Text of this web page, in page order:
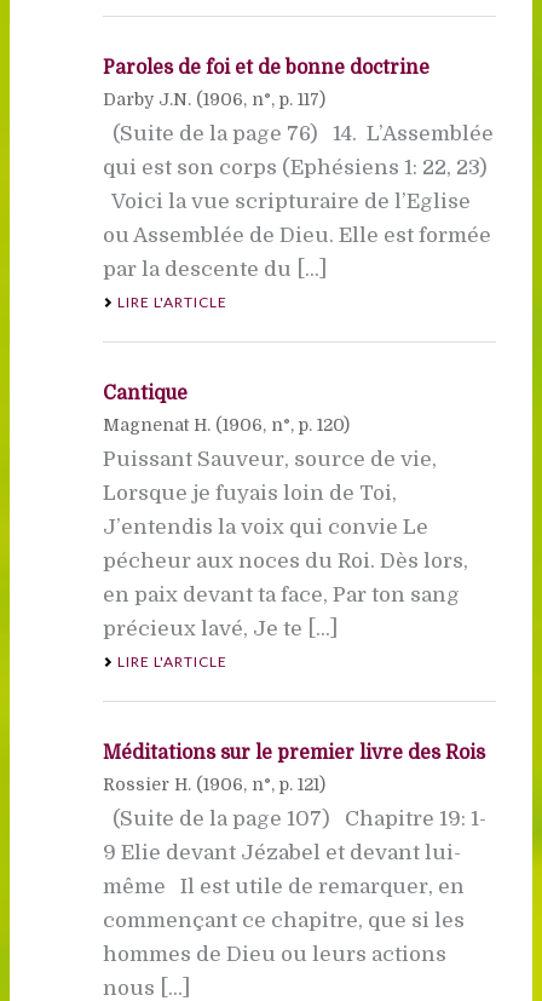
Paroles de foi et de bonne doctrine
Darby J.N. (1906, n°, p. 117)
(Suite de la page 76) 14. L’Assemblée
qui est son corps (Ephésiens 1: 22, 23)
Voici la vue scripturaire de l’Eglise
ou Assemblée de Dieu. Elle est formée
par la descente du [...]
LIRE L'ARTICLE
Cantique
Magnenat H. (1906, n°, p. 120)
Puissant Sauveur, source de vie,
Lorsque je fuyais loin de Toi,
J’entendis la voix qui convie Le
pécheur aux noces du Roi. Dès lors,
en paix devant ta face, Par ton sang
précieux lavé, Je te [...]
LIRE L'ARTICLE
Méditations sur le premier livre des Rois
Rossier H. (1906, n°, p. 121)
(Suite de la page 107) Chapitre 19: 1-
9 Elie devant Jézabel et devant lui-
même Il est utile de remarquer, en
commençant ce chapitre, que si les
hommes de Dieu ou leurs actions
nous [...]